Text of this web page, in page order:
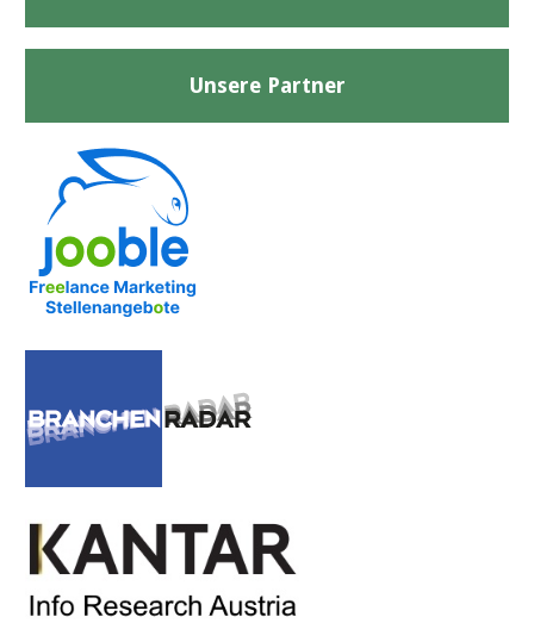
Unsere Partner